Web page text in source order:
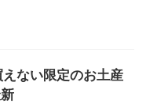
ない限定のお土産